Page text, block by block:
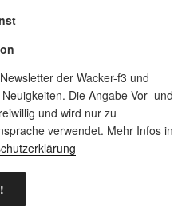
der Wacker-f3 und
Die Angabe Vor- und
und wird nur zu
verwendet. Mehr Infos in